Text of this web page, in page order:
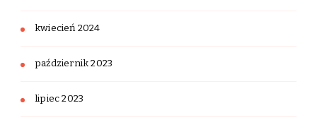
kwiecień 2024
październik 2023
lipiec 2023